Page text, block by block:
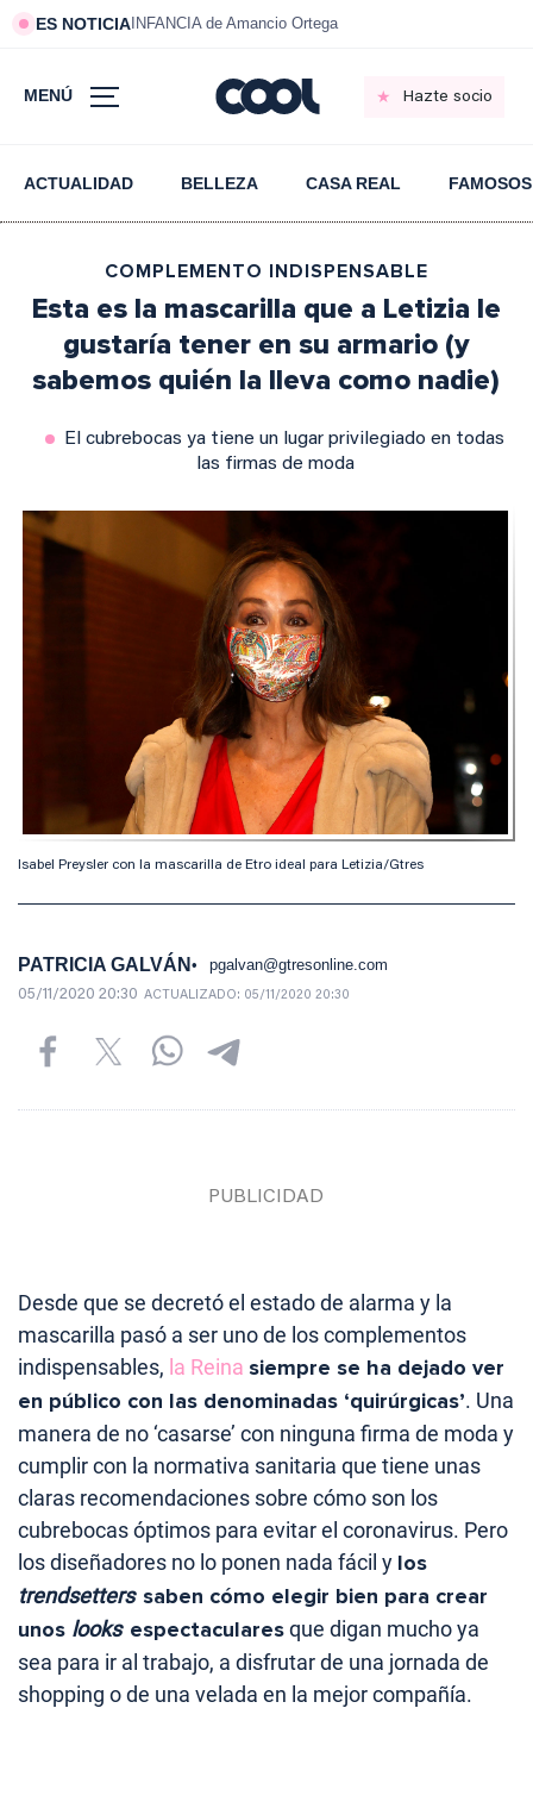
ES NOTICIA INFANCIA de Amancio Ortega
MENÚ Hazte socio
ACTUALIDAD BELLEZA CASA REAL FAMOSOS
COMPLEMENTO INDISPENSABLE
Esta es la mascarilla que a Letizia le
gustaría tener en su armario (y
sabemos quién la lleva como nadie)
El cubrebocas ya tiene un lugar privilegiado en todas
las firmas de moda
Isabel Preysler con la mascarilla de Etro ideal para Letizia/Gtres
PATRICIA GALVÁN pgalvan@gtresonline.com
05/11/2020 20:30 ACTUALIZADO: 05/11/2020 20:30
Desde que se decretó el estado de alarma y la
mascarilla pasó a ser uno de los complementos
indispensables, la Reina siempre se ha dejado ver
en público con las denominadas ‘quirúrgicas’. Una
manera de no ‘casarse’ con ninguna firma de moda y
cumplir con la normativa sanitaria que tiene unas
claras recomendaciones sobre cómo son los
cubrebocas óptimos para evitar el coronavirus. Pero
los diseñadores no lo ponen nada fácil y los
trendsetterssaben cómo elegir bien para crear
unos looksespectacularesque digan mucho ya
sea para ir al trabajo, a disfrutar de una jornada de
shopping o de una velada en la mejor compañía.